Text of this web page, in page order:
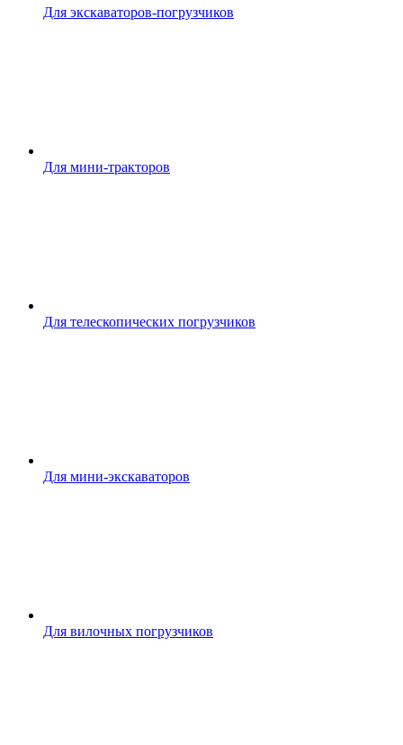
Для экскаваторов-погрузчиков
Для мини-тракторов
Для телескопических погрузчиков
Для мини-экскаваторов
Для вилочных погрузчиков